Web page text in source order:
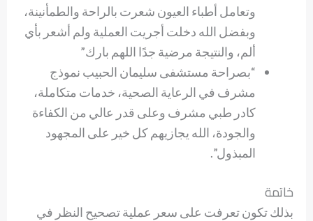
وتعامل أطباء العيون شعرت بالراحة والطمأنينة،
وبفضل الله دخلت أجريت العملية ولم أشعر بأي
ألم، والنتيجة مرضية جدًا اللهم بارك”
“بصراحة مستشفى سليمان الحبيب نموذج
مشرف في الرعاية الصحية، خدمات متكاملة،
كادر طبي مشرف وعلى قدر عالي من الكفاءة
والجودة، الله يجازيهم كل خير على المجهود
المبذول”.
خاتمة
بذلك تكون تعرفت على سعر عملية تصحيح النظر في